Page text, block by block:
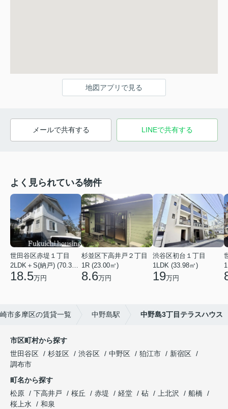
地図アプリで見る
メールで共有する LINEで共有する
よく見られている物件
世田谷区赤堤１丁目
2LDK＋S(納戸) (70.38㎡)
18.5万円
杉並区下高井戸２丁目
1R (23.00㎡)
8.6万円
渋谷区初台１丁目
1LDK (33.98㎡)
19万円
市多摩区の賃貸一覧 中野島駅 中野島3丁目テラスハウス
市区町村から探す
世田谷区
杉並区 渋谷区 中野区 狛江市
新宿区
調布市
町名から探す
松原
下高井戸 桜丘 赤堤 経堂 砧 上北沢
船橋
桜上水
和泉